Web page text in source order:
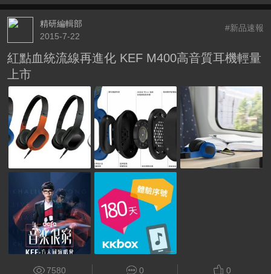
精研編輯部
2015-7-22
#新品速報
紅點血統流線再進化 KEF M400高音質耳機輕量
上市
7580 0 0